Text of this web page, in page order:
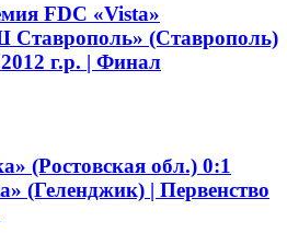
FDC «Vista»
Ставрополь» (Ставрополь)
г.р. | Финал
(Ростовская обл.) 0:1
(Геленджик) | Первенство